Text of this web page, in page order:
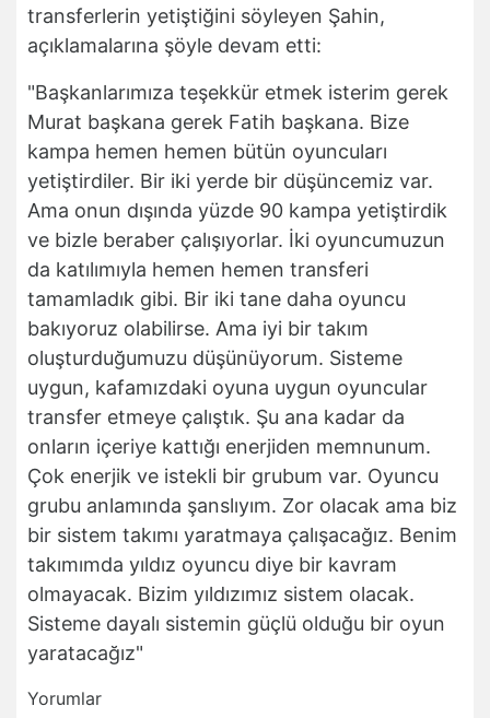
transferlerin yetiştiğini söyleyen Şahin,
açıklamalarına şöyle devam etti:
"Başkanlarımıza teşekkür etmek isterim gerek
Murat başkana gerek Fatih başkana. Bize
kampa hemen hemen bütün oyuncuları
yetiştirdiler. Bir iki yerde bir düşüncemiz var.
Ama onun dışında yüzde 90 kampa yetiştirdik
ve bizle beraber çalışıyorlar. İki oyuncumuzun
da katılımıyla hemen hemen transferi
tamamladık gibi. Bir iki tane daha oyuncu
bakıyoruz olabilirse. Ama iyi bir takım
oluşturduğumuzu düşünüyorum. Sisteme
uygun, kafamızdaki oyuna uygun oyuncular
transfer etmeye çalıştık. Şu ana kadar da
onların içeriye kattığı enerjiden memnunum.
Çok enerjik ve istekli bir grubum var. Oyuncu
grubu anlamında şanslıyım. Zor olacak ama biz
bir sistem takımı yaratmaya çalışacağız. Benim
takımımda yıldız oyuncu diye bir kavram
olmayacak. Bizim yıldızımız sistem olacak.
Sisteme dayalı sistemin güçlü olduğu bir oyun
yaratacağız"
Yorumlar